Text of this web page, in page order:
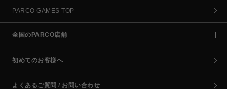
PARCO GAMES TOP
全国のPARCO店舗
初めてのお客様へ
よくあるご質問 / お問い合わせ